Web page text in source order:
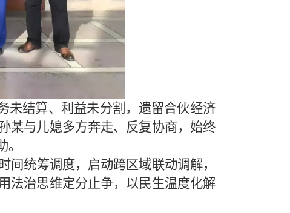
未结算、利益未分割，遗留合伙经济
某与儿媳多方奔走、反复协商，始终
统筹调度，启动跨区域联动调解，
法治思维定分止争，以民生温度化解